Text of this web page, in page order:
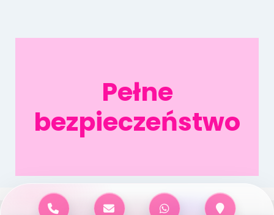
Pełne
bezpieczeństwo
Wykonanie stronyAAOO.pl